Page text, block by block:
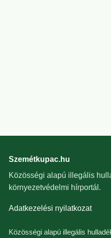
Szemétkupac.hu
Közösségi alapú illegális
környezetvédelmi hírportál.
Adatkezelési nyilatkozat
Közösségi alapú illegális